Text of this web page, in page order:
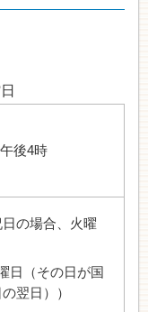
後4時
の場合、火曜
日（その日が国
翌日））